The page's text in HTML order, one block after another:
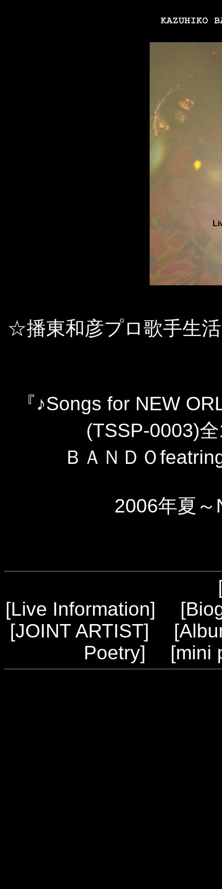
☆播東和彦プロ歌手生
『♪Songs for NEW
(TSSP-0003)
ＢＡＮＤＯ
2006年夏
[Live Information] [
[JOINT ARTIST] [
Poetry] [mini